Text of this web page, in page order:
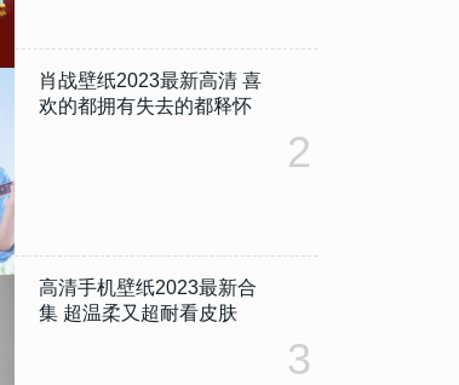
肖战壁纸2023最新高清 喜
欢的都拥有失去的都释怀
2
高清手机壁纸2023最新合
集 超温柔又超耐看皮肤
3